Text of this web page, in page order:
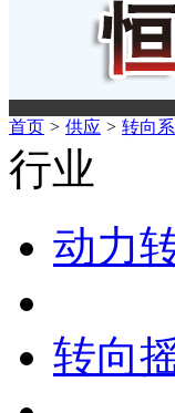
首页 > 供应 > 转向
行业
动力
转向